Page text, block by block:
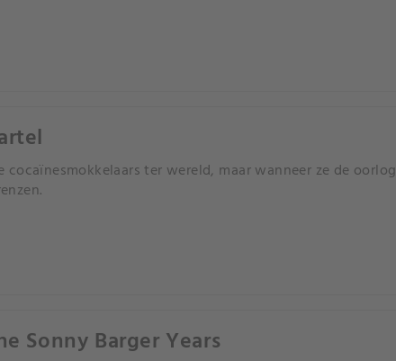
ter wereld, maar wanneer ze de oorlog
Sonny Barger Years